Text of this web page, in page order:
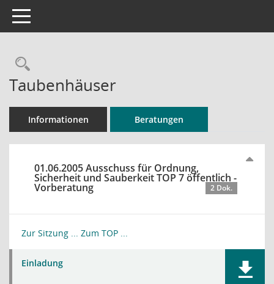
Toggle navigation
Rechercheauswahl
Taubenhäuser
Informationen Beratungen
01.06.2005 Ausschuss für Ordnung,
Sicherheit und Sauberkeit TOP 7 öffentlich -
Vorberatung 2 Dok.
Zur Sitzung ... Zum TOP ...
Einladung